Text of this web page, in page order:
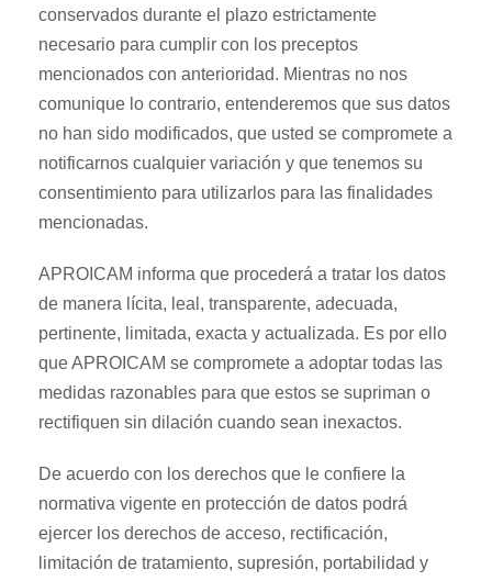
conservados durante el plazo estrictamente
necesario para cumplir con los preceptos
mencionados con anterioridad. Mientras no nos
comunique lo contrario, entenderemos que sus datos
no han sido modificados, que usted se compromete a
notificarnos cualquier variación y que tenemos su
consentimiento para utilizarlos para las finalidades
mencionadas.
APROICAM informa que procederá a tratar los datos
de manera lícita, leal, transparente, adecuada,
pertinente, limitada, exacta y actualizada. Es por ello
que APROICAM se compromete a adoptar todas las
medidas razonables para que estos se supriman o
rectifiquen sin dilación cuando sean inexactos.
De acuerdo con los derechos que le confiere la
normativa vigente en protección de datos podrá
ejercer los derechos de acceso, rectificación,
limitación de tratamiento, supresión, portabilidad y